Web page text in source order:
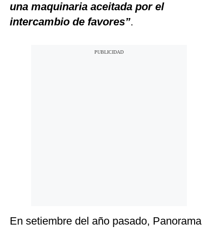
una maquinaria aceitada por el
intercambio de favores”.
En setiembre del año pasado, Panorama